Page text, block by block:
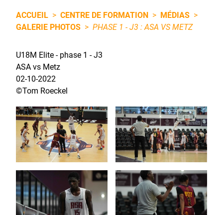
ACCUEIL > CENTRE DE FORMATION > MÉDIAS >
GALERIE PHOTOS > PHASE 1 - J3 : ASA VS METZ
U18M Elite - phase 1 - J3
ASA vs Metz
02-10-2022
©Tom Roeckel